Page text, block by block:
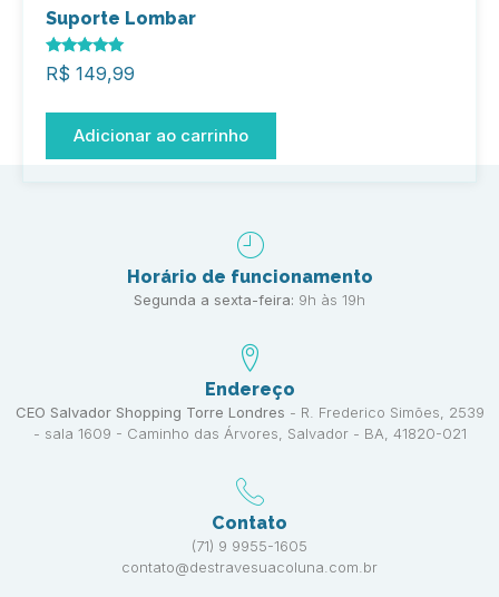
Suporte Lombar
Avaliação
5.00
R$ 149,99
Adicionar ao carrinho
Horário de funcionamento
Segunda a sexta-feira: 9h às 19h
Endereço
CEO Salvador Shopping Torre Londres - R. Frederico Simões, 2539
- sala 1609 - Caminho das Árvores, Salvador - BA, 41820-021
Contato
(71) 9 9955-1605
contato@destravesuacoluna.com.br